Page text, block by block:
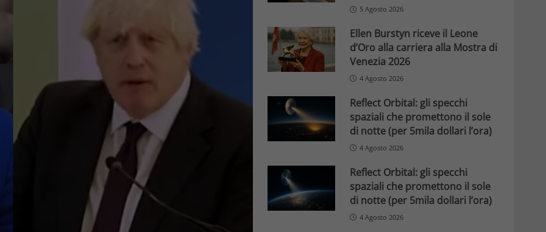
5 Agosto 2026
Ellen Burstyn riceve il Leone
d’Oro alla carriera alla Mostra di
Venezia 2026
4 Agosto 2026
Reflect Orbital: gli specchi
spaziali che promettono il sole
di notte (per 5mila dollari l’ora)
4 Agosto 2026
Reflect Orbital: gli specchi
spaziali che promettono il sole
di notte (per 5mila dollari l’ora)
4 Agosto 2026